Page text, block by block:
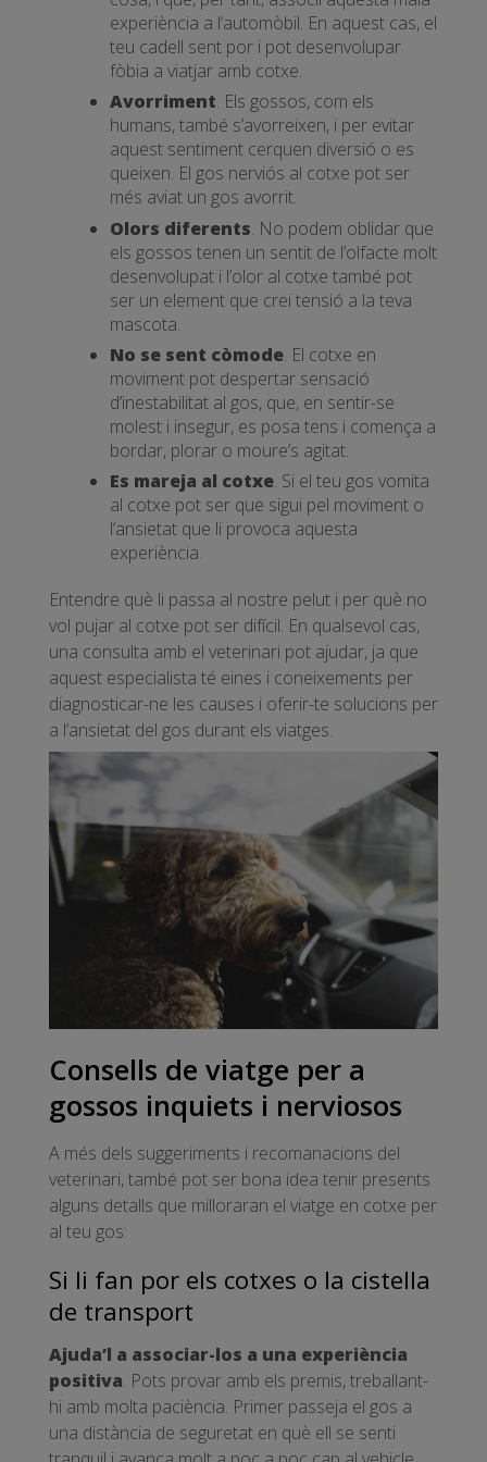
experiència a l’automòbil. En aquest cas, el
teu cadell sent por i pot desenvolupar
fòbia a viatjar amb cotxe.
Avorriment. Els gossos, com els
humans, també s’avorreixen, i per evitar
aquest sentiment cerquen diversió o es
queixen. El gos nerviós al cotxe pot ser
més aviat un gos avorrit.
Olors diferents. No podem oblidar que
els gossos tenen un sentit de l’olfacte molt
desenvolupat i l’olor al cotxe també pot
ser un element que creï tensió a la teva
mascota.
No se sent còmode. El cotxe en
moviment pot despertar sensació
d’inestabilitat al gos, que, en sentir-se
molest i insegur, es posa tens i comença a
bordar, plorar o moure’s agitat.
Es mareja al cotxe. Si el teu gos vomita
al cotxe pot ser que sigui pel moviment o
l’ansietat que li provoca aquesta
experiència.
Entendre què li passa al nostre pelut i per què no
vol pujar al cotxe pot ser difícil. En qualsevol cas,
una consulta amb el veterinari pot ajudar, ja que
aquest especialista té eines i coneixements per
diagnosticar-ne les causes i oferir-te solucions per
a l’ansietat del gos durant els viatges.
Consells de viatge per a
gossos inquiets i nerviosos
A més dels suggeriments i recomanacions del
veterinari, també pot ser bona idea tenir presents
alguns detalls que milloraran el viatge en cotxe per
al teu gos:
Si li fan por els cotxes o la cistella
de transport
Ajuda’l a associar-los a una experiència
positiva. Pots provar amb els premis, treballant-
hi amb molta paciència. Primer passeja el gos a
una distància de seguretat en què ell se senti